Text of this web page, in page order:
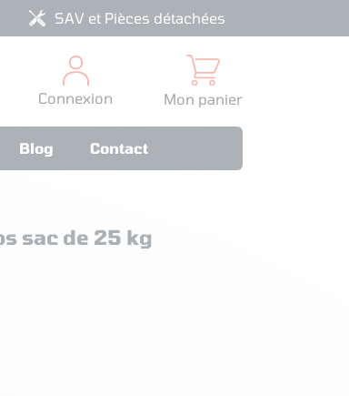
SAV et Pièces détachées
Connexion Mon panier
Blog Contact
sac de 25 kg